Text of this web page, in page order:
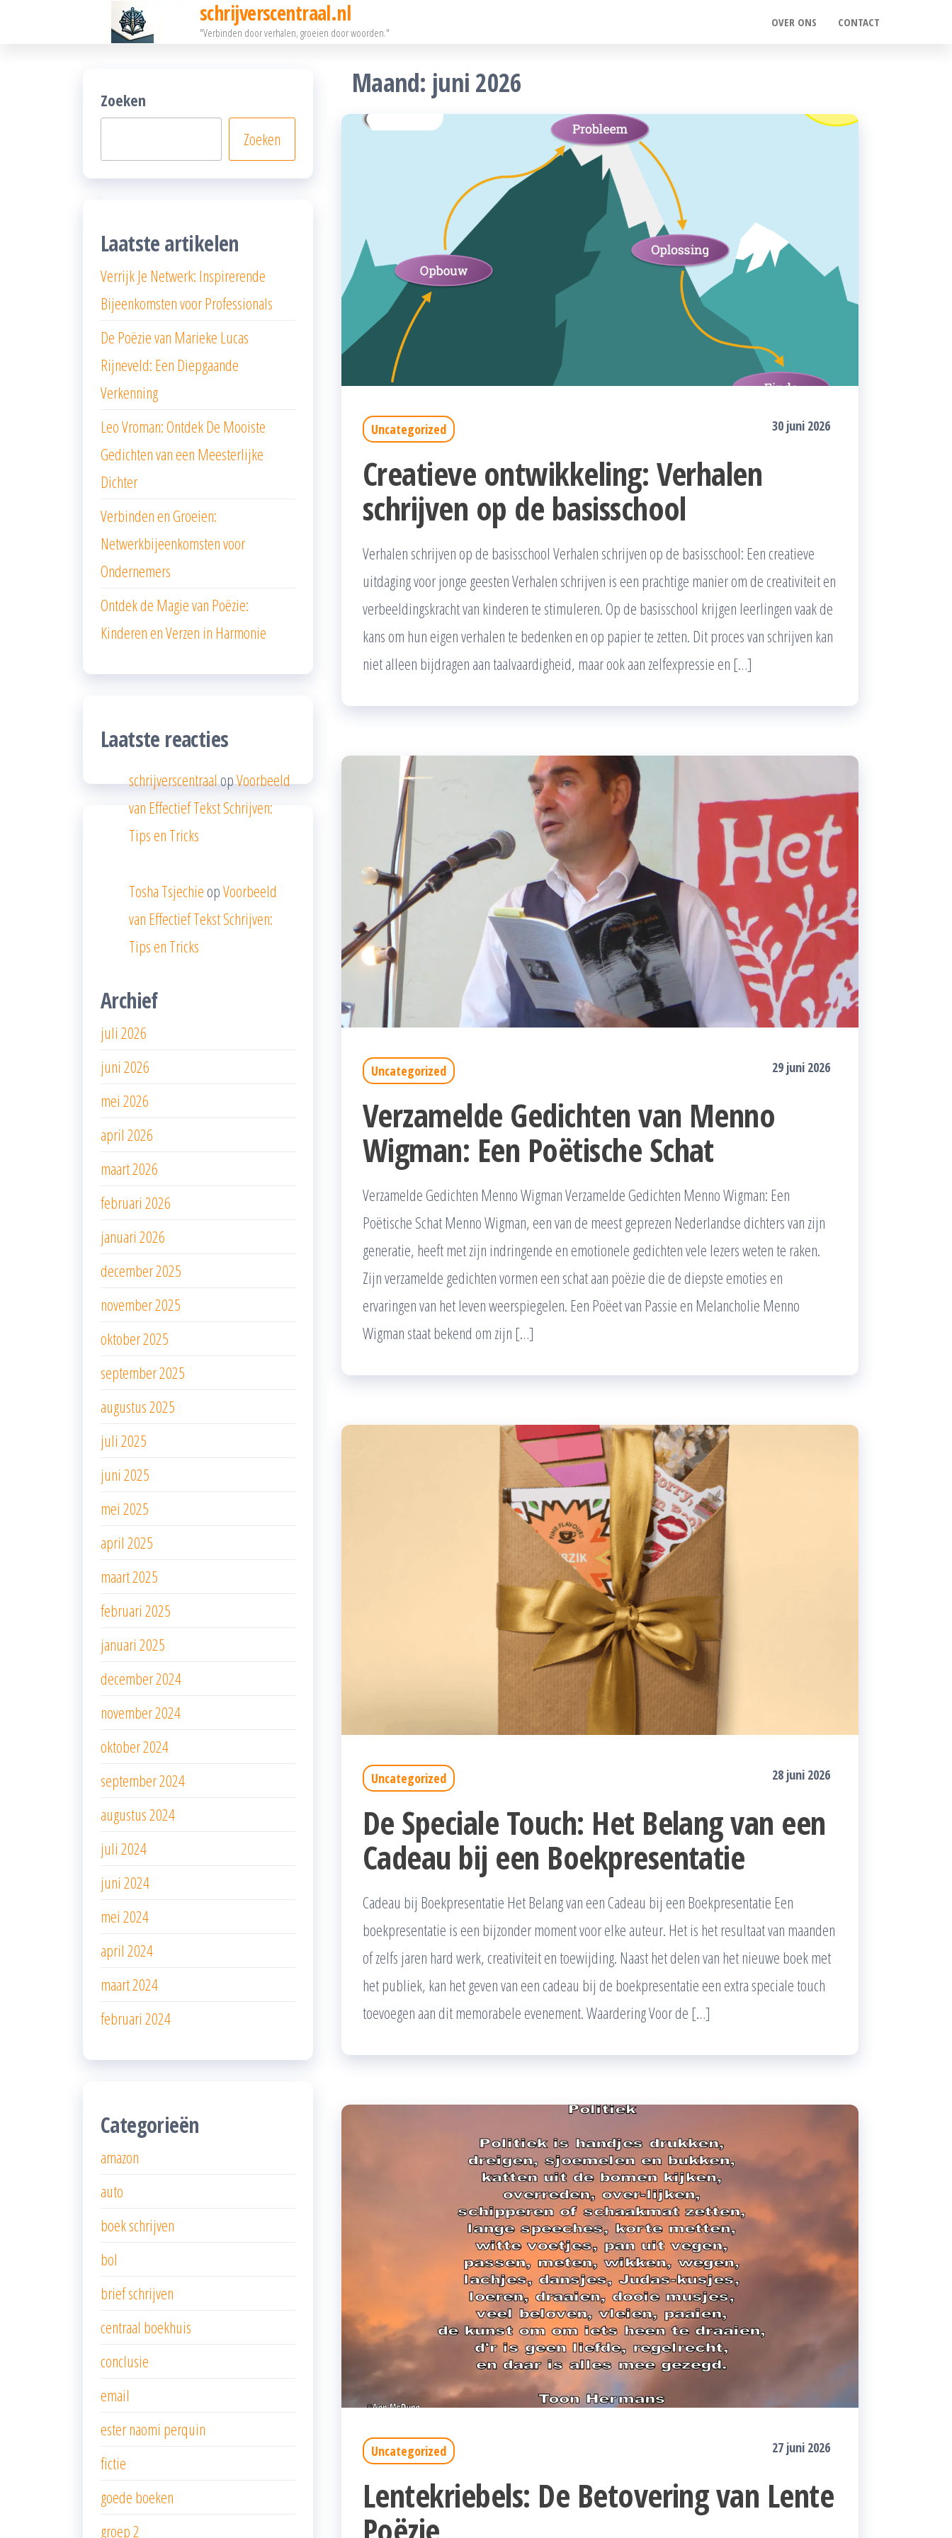
schrijverscentraal.nl
"Verbinden door verhalen, groeien door woorden."
OVER ONS CONTACT
Maand: juni 2026
Uncategorized 30 juni 2026
Creatieve ontwikkeling: Verhalen
schrijven op de basisschool
Verhalen schrijven op de basisschool Verhalen schrijven op de basisschool: Een creatieve
uitdaging voor jonge geesten Verhalen schrijven is een prachtige manier om de creativiteit en
verbeeldingskracht van kinderen te stimuleren. Op de basisschool krijgen leerlingen vaak de
kans om hun eigen verhalen te bedenken en op papier te zetten. Dit proces van schrijven kan
niet alleen bijdragen aan taalvaardigheid, maar ook aan zelfexpressie en […]
Uncategorized 29 juni 2026
Verzamelde Gedichten van Menno
Wigman: Een Poëtische Schat
Verzamelde Gedichten Menno Wigman Verzamelde Gedichten Menno Wigman: Een
Poëtische Schat Menno Wigman, een van de meest geprezen Nederlandse dichters van zijn
generatie, heeft met zijn indringende en emotionele gedichten vele lezers weten te raken.
Zijn verzamelde gedichten vormen een schat aan poëzie die de diepste emoties en
ervaringen van het leven weerspiegelen. Een Poëet van Passie en Melancholie Menno
Wigman staat bekend om zijn […]
Uncategorized 28 juni 2026
De Speciale Touch: Het Belang van een
Cadeau bij een Boekpresentatie
Cadeau bij Boekpresentatie Het Belang van een Cadeau bij een Boekpresentatie Een
boekpresentatie is een bijzonder moment voor elke auteur. Het is het resultaat van maanden
of zelfs jaren hard werk, creativiteit en toewijding. Naast het delen van het nieuwe boek met
het publiek, kan het geven van een cadeau bij de boekpresentatie een extra speciale touch
toevoegen aan dit memorabele evenement. Waardering Voor de […]
Uncategorized 27 juni 2026
Lentekriebels: De Betovering van Lente
Zoeken
Zoeken
Laatste artikelen
Verrijk Je Netwerk: Inspirerende
Bijeenkomsten voor Professionals
De Poëzie van Marieke Lucas
Rijneveld: Een Diepgaande
Verkenning
Leo Vroman: Ontdek De Mooiste
Gedichten van een Meesterlijke
Dichter
Verbinden en Groeien:
Netwerkbijeenkomsten voor
Ondernemers
Ontdek de Magie van Poëzie:
Kinderen en Verzen in Harmonie
Laatste reacties
schrijverscentraalopVoorbeeld
van Effectief Tekst Schrijven:
Tips en Tricks
Tosha Tsjechie opVoorbeeld
van Effectief Tekst Schrijven:
Tips en Tricks
Archief
juli 2026
juni 2026
mei 2026
april 2026
maart 2026
februari 2026
januari 2026
december 2025
november 2025
oktober 2025
september 2025
augustus 2025
juli 2025
juni 2025
mei 2025
april 2025
maart 2025
februari 2025
januari 2025
december 2024
november 2024
oktober 2024
september 2024
augustus 2024
juli 2024
juni 2024
mei 2024
april 2024
maart 2024
februari 2024
Categorieën
amazon
auto
boek schrijven
bol
brief schrijven
centraal boekhuis
conclusie
email
ester naomi perquin
fictie
goede boeken
groep 2